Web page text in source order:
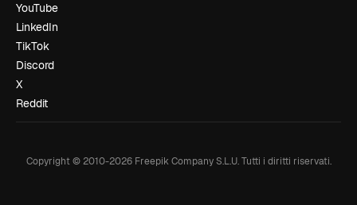
YouTube
LinkedIn
TikTok
Discord
X
Reddit
Copyright © 2010-2026Freepik Company S.L.U. Tutti i diritti riservati.